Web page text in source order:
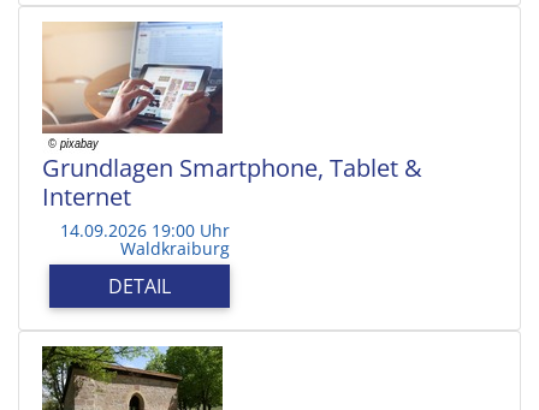
Grundlagen Smartphone, Tablet &
Internet
14.09.2026 19:00 Uhr
Waldkraiburg
DETAIL